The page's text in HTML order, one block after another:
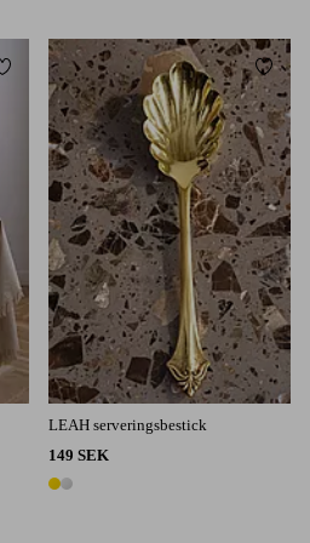
Lägg till i favoriter
LEAH serveringsbestick
149 SEK
2 färger
Lägg